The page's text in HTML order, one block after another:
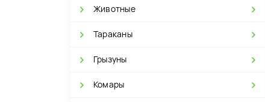
Животные
Тараканы
Грызуны
Комары